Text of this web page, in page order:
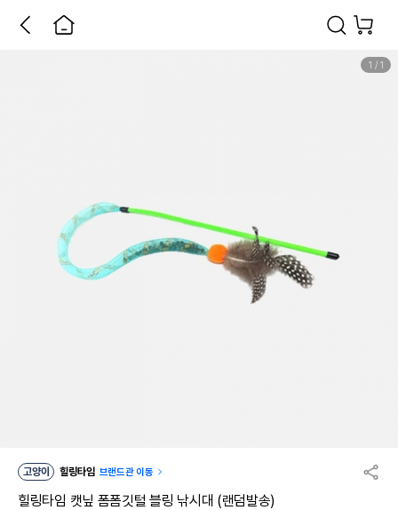
1 / 1
고양이 힐링타임 브랜드관 이동
힐링타임 캣닢 폼폼깃털 블링 낚시대 (랜덤발송)